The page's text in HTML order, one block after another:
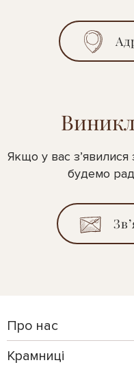
Якщо у вас
будемо
Про нас
Крамниці